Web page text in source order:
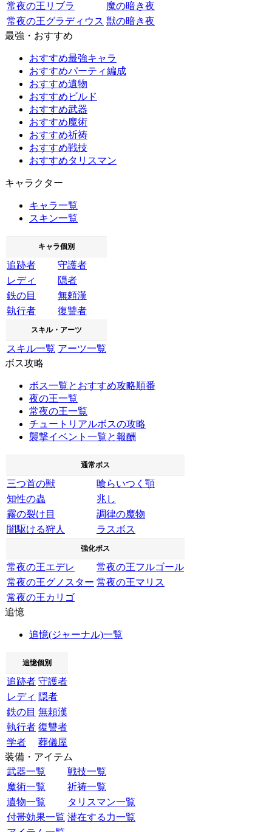
常夜の王リブラ
魔の暗き夜
常夜の王グラディウス 獣の暗き夜
最強・おすすめ
おすすめ最強キャラ
おすすめパーティ編成
おすすめ遺物
おすすめビルド
おすすめ武器
おすすめ魔術
おすすめ祈祷
おすすめ戦技
おすすめタリスマン
キャラクター
キャラ一覧
スキン一覧
キャラ個別
追跡者
守護者
レディ
隠者
鉄の目
無頼漢
執行者
復讐者
スキル・アーツ
スキル一覧 アーツ一覧
ボス攻略
ボス一覧とおすすめ攻略順番
夜の王一覧
常夜の王一覧
チュートリアルボスの攻略
襲撃イベント一覧と報酬
通常ボス
三つ首の獣
喰らいつく顎
知性の蟲
兆し
霧の裂け目
調律の魔物
闇駆ける狩人
ラスボス
強化ボス
常夜の王エデレ
常夜の王フルゴール
常夜の王グノスター 常夜の王マリス
常夜の王カリゴ
追憶
追憶(ジャーナル)一覧
追憶個別
追跡者 守護者
レディ 隠者
鉄の目 無頼漢
執行者 復讐者
学者
葬儀屋
装備・アイテム
武器一覧
戦技一覧
魔術一覧
祈祷一覧
遺物一覧
タリスマン一覧
付帯効果一覧 潜在する力一覧